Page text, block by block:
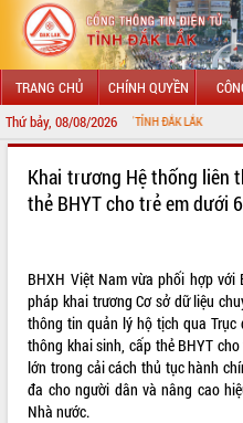
TRANG CHỦ CHÍNH QUYỀN
Thứ bảy, 08/08/2026
THÔNG TIN ĐIỆN TỬ TỈNH ĐẮK LẮK
LÃNH ĐẠO UBND TỈNH
SỞ, BAN, NGÀNH
UBND CÁC XÃ, PHƯỜNG
THÔNG TIN CHỈ ĐẠO ĐIỀU HÀNH
Khai trương Hệ thống liên
thẻ BHYT cho trẻ em dưới
BHXH Việt Nam vừa phối hợp với
pháp khai trương Cơ sở dữ liệu
thông tin quản lý hộ tịch qua Trục
thông khai sinh, cấp thẻ BHYT
lớn trong cải cách thủ tục hành
đa cho người dân và nâng cao
Nhà nước.